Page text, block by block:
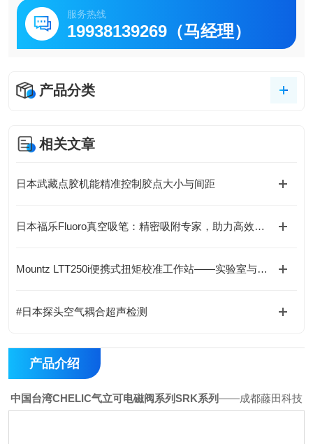
服务热线
19938139269（马经理）
产品分类
相关文章
日本武藏点胶机能精准控制胶点大小与间距
日本福乐Fluoro真空吸笔：精密吸附专家，助力高效无损操作
Mountz LTT250i便携式扭矩校准工作站——实验室与现场两用配置
#日本探头空气耦合超声检测
产品介绍
中国台湾CHELIC气立可电磁阀系列SRK系列——成都藤田科技